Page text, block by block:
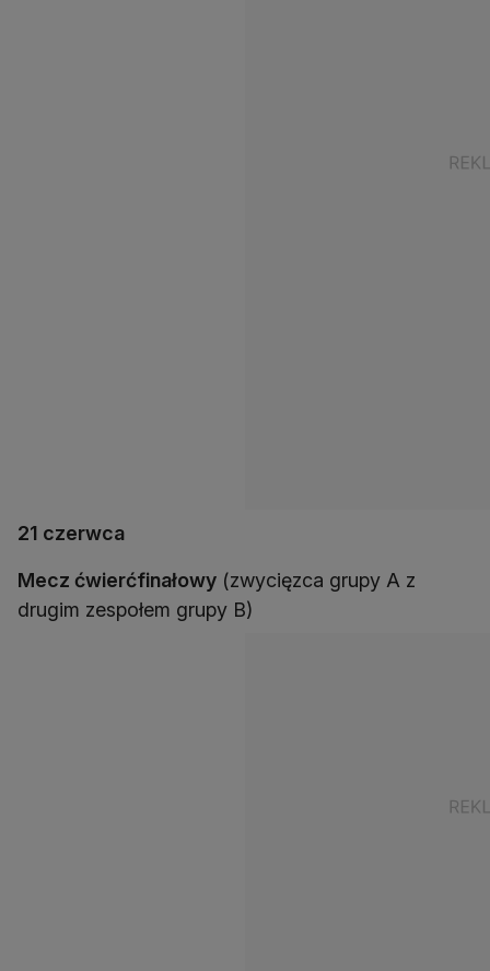
21 czerwca
Mecz ćwierćfinałowy (zwycięzca grupy A z
drugim zespołem grupy B)